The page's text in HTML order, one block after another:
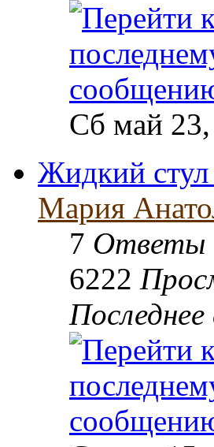
Сб май
Жидкий
Мария
7 Ответы
6222